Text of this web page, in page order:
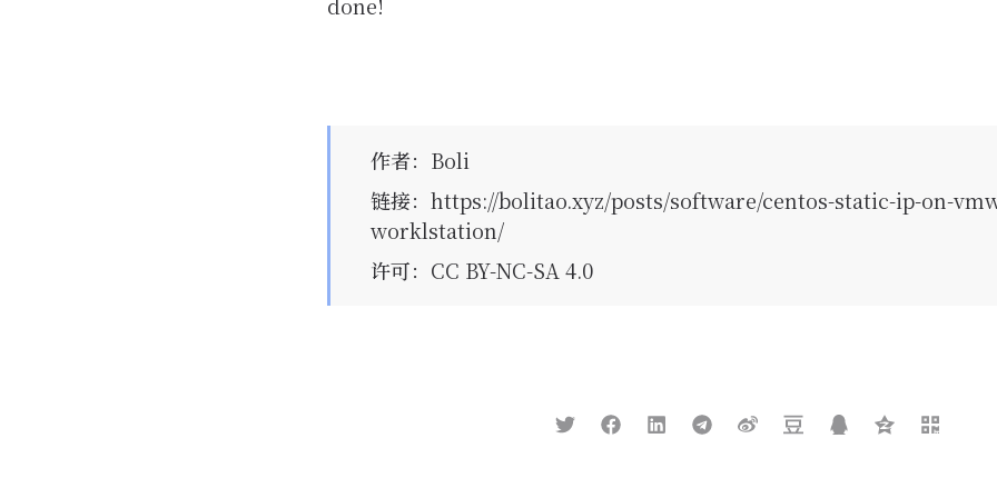
作者： Boli
链接： https://bolitao.xyz/posts/software/centos-static-ip-on-
worklstation/
许可：CC BY-NC-SA 4.0